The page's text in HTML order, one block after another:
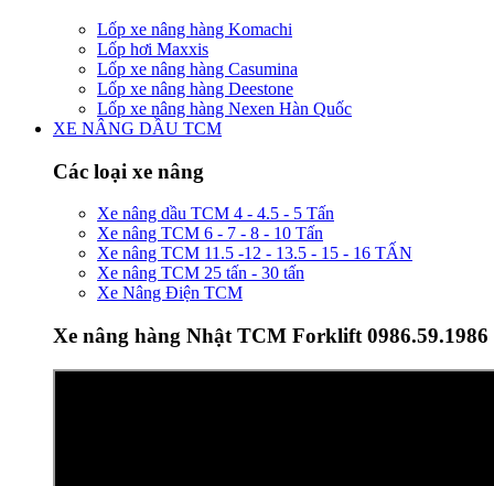
Lốp xe nâng hàng Komachi
Lốp hơi Maxxis
Lốp xe nâng hàng Casumina
Lốp xe nâng hàng Deestone
Lốp xe nâng hàng Nexen Hàn Quốc
XE NÂNG DẦU TCM
Các loại xe nâng
Xe nâng dầu TCM 4 - 4.5 - 5 Tấn
Xe nâng TCM 6 - 7 - 8 - 10 Tấn
Xe nâng TCM 11.5 -12 - 13.5 - 15 - 16 TẤN
Xe nâng TCM 25 tấn - 30 tấn
Xe Nâng Điện TCM
Xe nâng hàng Nhật TCM Forklift 0986.59.1986